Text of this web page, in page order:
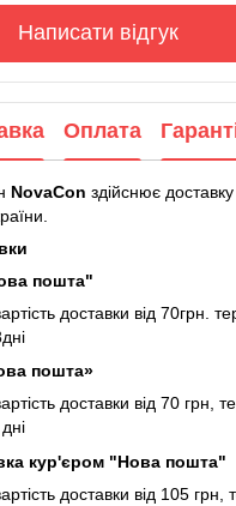
Написати відгук
Оплата
NovaCon здійснює
пошта"
доставки від 70грн.
пошта»
доставки від 70 грн,
кур'єром "Нова пошта"
доставки від 105 грн,